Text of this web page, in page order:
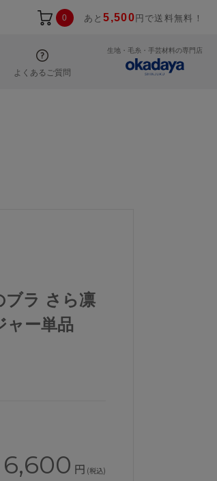
0 あと5,500 円で送料無料！
よくあるご質問
生地・毛糸・手芸材料の専門店
ブラ さら凛
ャー単品
6,600 円 (税込)